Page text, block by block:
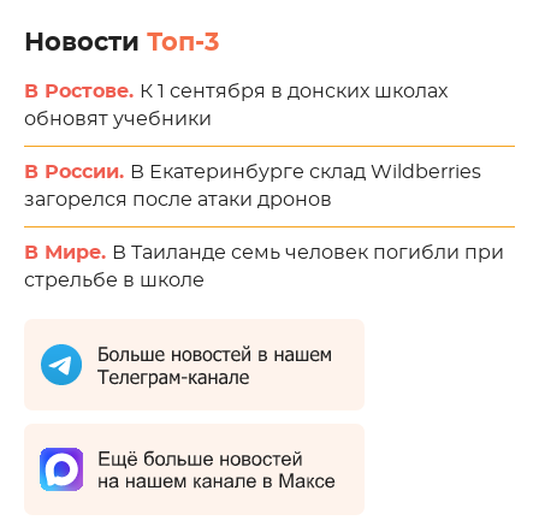
Новости Топ-3
В Ростове. К 1 сентября в донских школах
обновят учебники
В России. В Екатеринбурге склад Wildberries
загорелся после атаки дронов
В Мире. В Таиланде семь человек погибли при
стрельбе в школе